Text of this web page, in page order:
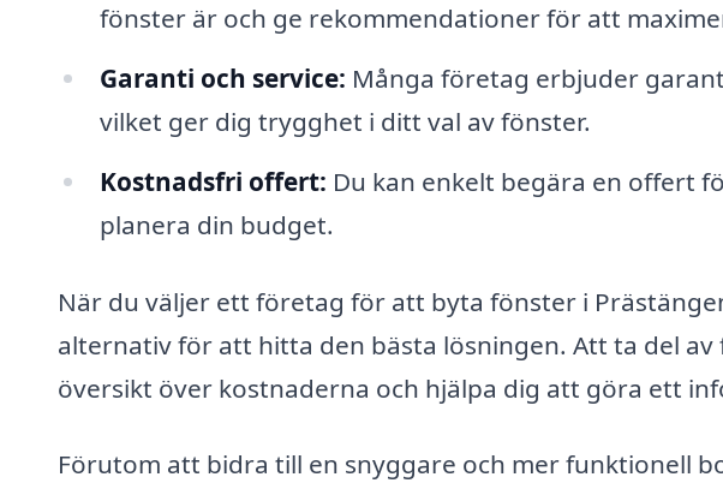
fönster är och ge rekommendationer för att
Garanti och service: Många företag erbjuder
vilket ger dig trygghet i ditt val av fönster.
Kostnadsfri offert: Du kan enkelt begära en offert
planera din budget.
När du väljer ett företag för att byta fönster i
alternativ för att hitta den bästa lösningen. Att ta del
översikt över kostnaderna och hjälpa dig att göra ett
Förutom att bidra till en snyggare och mer funktionell